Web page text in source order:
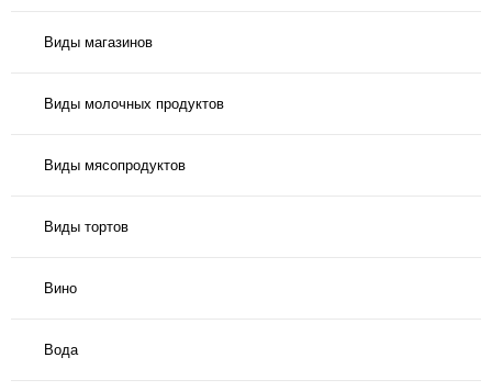
Виды магазинов
Виды молочных продуктов
Виды мясопродуктов
Виды тортов
Вино
Вода